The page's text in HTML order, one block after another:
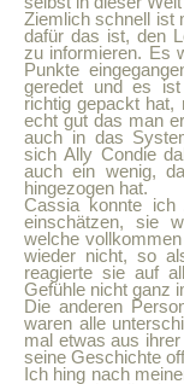
Ziemlich schnell ist
dafür das ist, den
zu informieren. Es
Punkte
geredet und es
richtig gepackt hat,
echt gut das man
auch in das
sich Ally Condie
auch ein wenig,
hingezogen hat.
Cassia konnte ich
einschätzen, sie
welche
wieder nicht, so
reagierte sie auf
Gefühle nicht ganz
Die anderen
waren alle
mal etwas aus
seine Geschichte
Ich hing nach